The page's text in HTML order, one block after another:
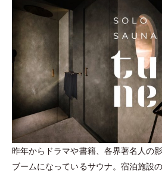
昨年からドラマや書籍、各界著名人の
ブームになっているサウナ。宿泊施設